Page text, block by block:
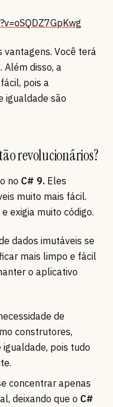
vantagens. Você terá
Além disso, a
pois a
igualdade são
revolucionários?
no C# 9. Eles
muito mais fácil.
exigia muito código.
dados imutáveis se
mais limpo e fácil
o aplicativo
de
construtores,
pois tudo
concentrar apenas
deixando que o C#